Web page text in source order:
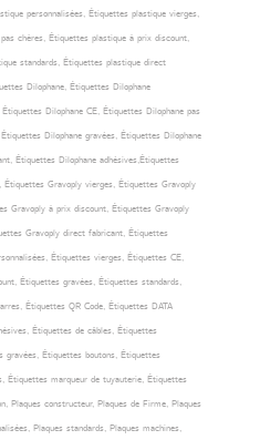
personnalisées, Étiquettes plastique vierges,
chères, Étiquettes plastique à prix discount,
standards, Étiquettes plastique direct
Dilophane, Étiquettes Dilophane
Dilophane CE, Étiquettes Dilophane pas
Dilophane gravées, Étiquettes Dilophane
Étiquettes Dilophane adhésives,Étiquettes
Étiquettes Gravoply vierges, Étiquettes Gravoply
Gravoply à prix discount, Étiquettes Gravoply
Gravoply direct fabricant, Étiquettes
Étiquettes vierges, Étiquettes CE,
Étiquettes gravées, Étiquettes standards,
Étiquettes QR Code, Étiquettes DATA
Étiquettes de câbles, Étiquettes
gravées, Étiquettes boutons, Étiquettes
Étiquettes marqueur de tuyauterie, Étiquettes
Plaques constructeur, Plaques de Firme, Plaques
Plaques standards, Plaques machines,